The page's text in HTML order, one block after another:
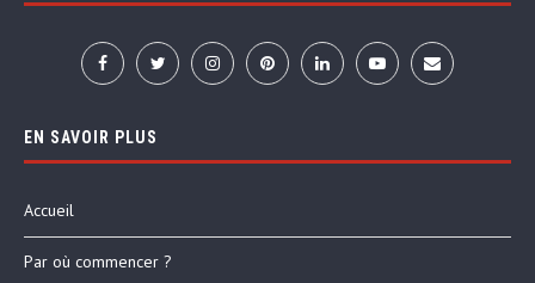
EN SAVOIR PLUS
Accueil
Par où commencer ?